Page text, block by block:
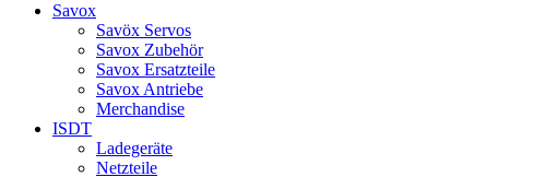
Savox
Savöx Servos
Savox Zubehör
Savox Ersatzteile
Savox Antriebe
Merchandise
ISDT
Ladegeräte
Netzteile